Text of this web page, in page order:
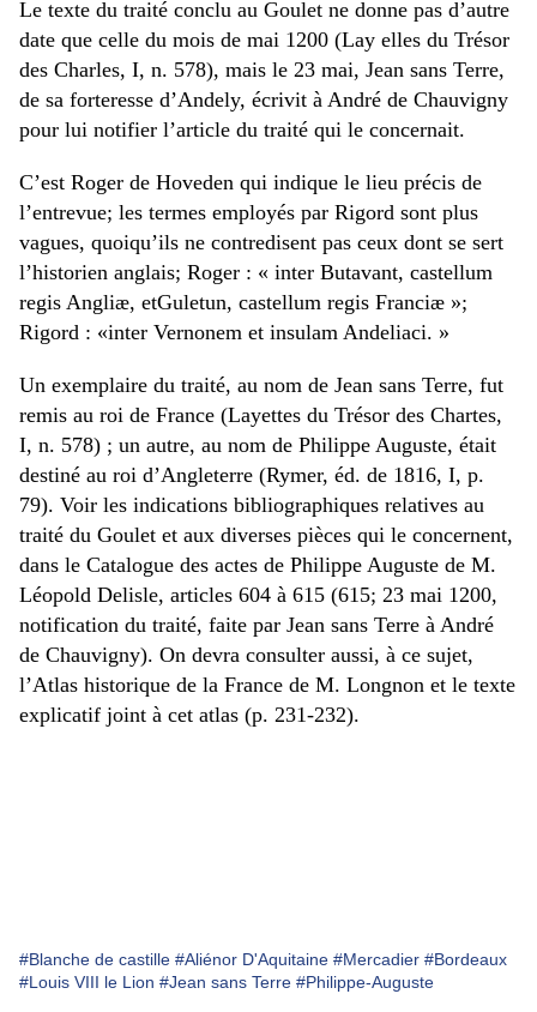
Le texte du traité conclu au Goulet ne donne pas d’autre
date que celle du mois de mai 1200 (Lay elles du Trésor
des Charles, I, n. 578), mais le 23 mai, Jean sans Terre,
de sa forteresse d’Andely, écrivit à André de Chauvigny
pour lui notifier l’article du traité qui le concernait.
C’est Roger de Hoveden qui indique le lieu précis de
l’entrevue; les termes employés par Rigord sont plus
vagues, quoiqu’ils ne contredisent pas ceux dont se sert
l’historien anglais; Roger : « inter Butavant, castellum
regis Angliæ, etGuletun, castellum regis Franciæ »;
Rigord : «inter Vernonem et insulam Andeliaci. »
Un exemplaire du traité, au nom de Jean sans Terre, fut
remis au roi de France (Layettes du Trésor des Chartes,
I, n. 578) ; un autre, au nom de Philippe Auguste, était
destiné au roi d’Angleterre (Rymer, éd. de 1816, I, p.
79). Voir les indications bibliographiques relatives au
traité du Goulet et aux diverses pièces qui le concernent,
dans le Catalogue des actes de Philippe Auguste de M.
Léopold Delisle, articles 604 à 615 (615; 23 mai 1200,
notification du traité, faite par Jean sans Terre à André
de Chauvigny). On devra consulter aussi, à ce sujet,
l’Atlas historique de la France de M. Longnon et le texte
explicatif joint à cet atlas (p. 231-232).
#Blanche de castille #Aliénor D'Aquitaine #Mercadier #Bordeaux
#Louis VIII le Lion #Jean sans Terre #Philippe-Auguste